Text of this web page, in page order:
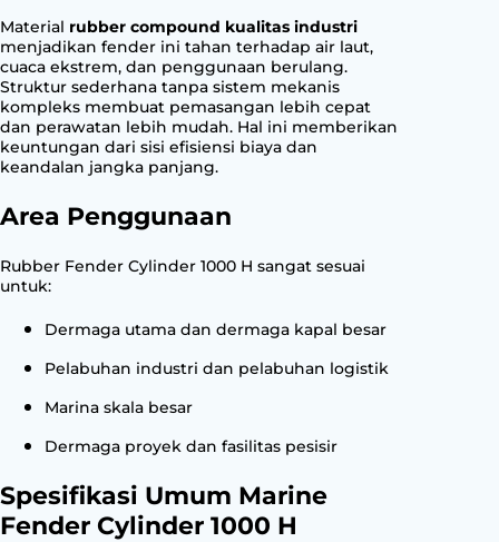
Material rubber compound kualitas industri
menjadikan fender ini tahan terhadap air laut,
cuaca ekstrem, dan penggunaan berulang.
Struktur sederhana tanpa sistem mekanis
kompleks membuat pemasangan lebih cepat
dan perawatan lebih mudah. Hal ini memberikan
keuntungan dari sisi efisiensi biaya dan
keandalan jangka panjang.
Area Penggunaan
Rubber Fender Cylinder 1000 H sangat sesuai
untuk:
Dermaga utama dan dermaga kapal besar
Pelabuhan industri dan pelabuhan logistik
Marina skala besar
Dermaga proyek dan fasilitas pesisir
Spesifikasi Umum Marine
Fender Cylinder 1000 H